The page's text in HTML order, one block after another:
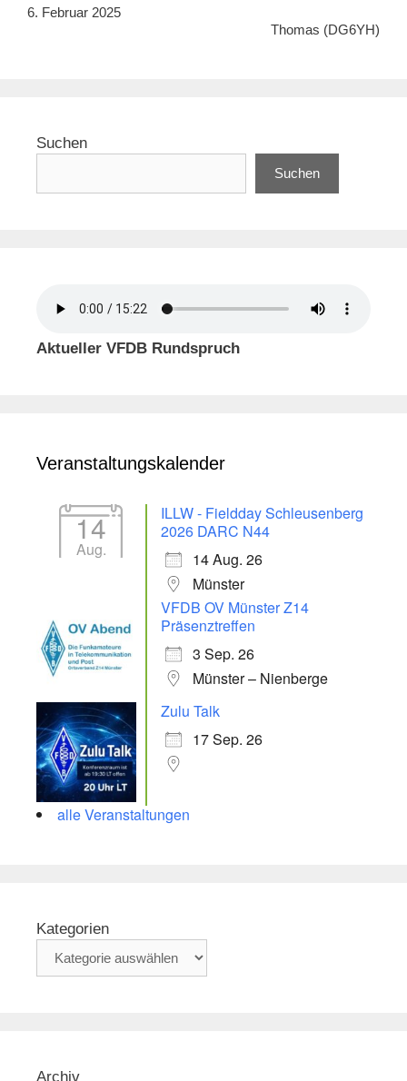
6. Februar 2025
Thomas (DG6YH)
Suchen
Suchen
Aktueller VFDB Rundspruch
Veranstaltungskalender
14
Aug.
ILLW - Fieldday Schleusenberg
2026 DARC N44
14 Aug. 26
Münster
VFDB OV Münster Z14
Präsenztreffen
3 Sep. 26
Münster – Nienberge
Zulu Talk
17 Sep. 26
alle Veranstaltungen
Kategorien
Archiv